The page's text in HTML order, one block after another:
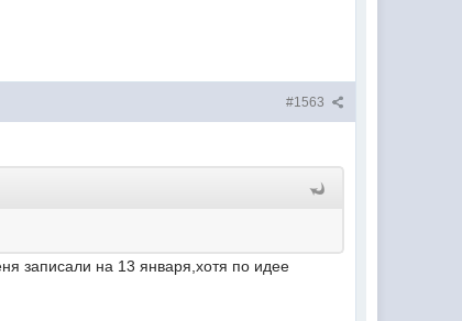
#1563
записали на 13 января,хотя по идее